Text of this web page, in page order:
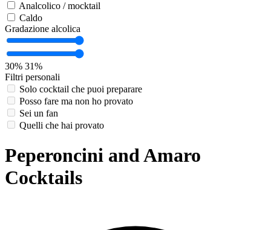
Analcolico / mocktail
Caldo
Gradazione alcolica
30% 31%
Filtri personali
Solo cocktail che puoi preparare
Posso fare ma non ho provato
Sei un fan
Quelli che hai provato
Peperoncini and Amaro
Cocktails